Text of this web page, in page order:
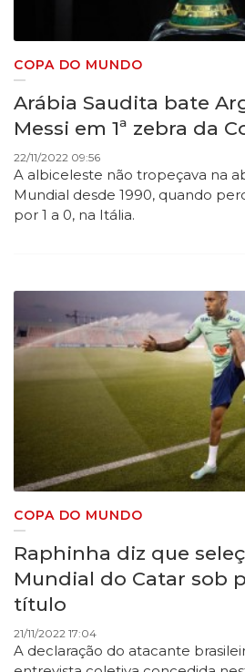
COPA DO MUNDO
Arábia Saudita bate
Messi em 1ª zebra da
22/11/2022 09:56
A albiceleste não tropeçava na
Mundial desde 1990, quando
por 1 a 0, na Itália.
COPA DO MUNDO
Raphinha diz que
Mundial do Catar sob
título
21/11/2022 17:04
A declaração do atacante